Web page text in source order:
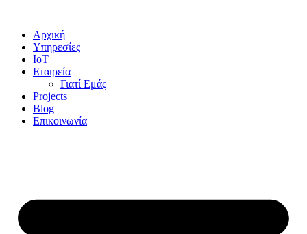
Αρχική
Υπηρεσίες
IoT
Εταιρεία
Γιατί Εμάς
Projects
Blog
Επικοινωνία